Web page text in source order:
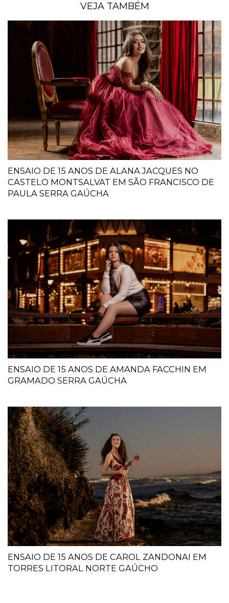
VEJA TAMBÉM
ENSAIO DE 15 ANOS DE ALANA JACQUES NO
CASTELO MONTSALVAT EM SÃO FRANCISCO DE
PAULA SERRA GAÚCHA
ENSAIO DE 15 ANOS DE AMANDA FACCHIN EM
GRAMADO SERRA GAÚCHA
ENSAIO DE 15 ANOS DE CAROL ZANDONAI EM
TORRES LITORAL NORTE GAÚCHO